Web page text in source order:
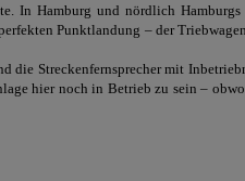
In Hamburg und nördlich
Punktlandung – der
die Streckenfernsprecher mit
hier noch in Betrieb zu sein –